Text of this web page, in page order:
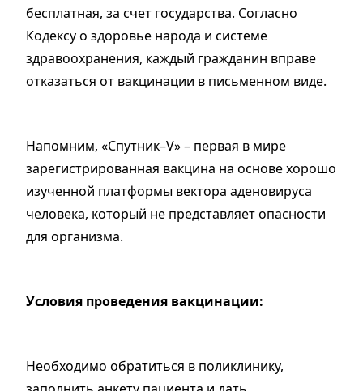
бесплатная, за счет государства. Согласно
Кодексу о здоровье народа и системе
здравоохранения, каждый гражданин вправе
отказаться от вакцинации в письменном виде.
Напомним, «Спутник–V» – первая в мире
зарегистрированная вакцина на основе хорошо
изученной платформы вектора аденовируса
человека, который не представляет опасности
для организма.
Условия проведения вакцинации:
Необходимо обратиться в поликлинику,